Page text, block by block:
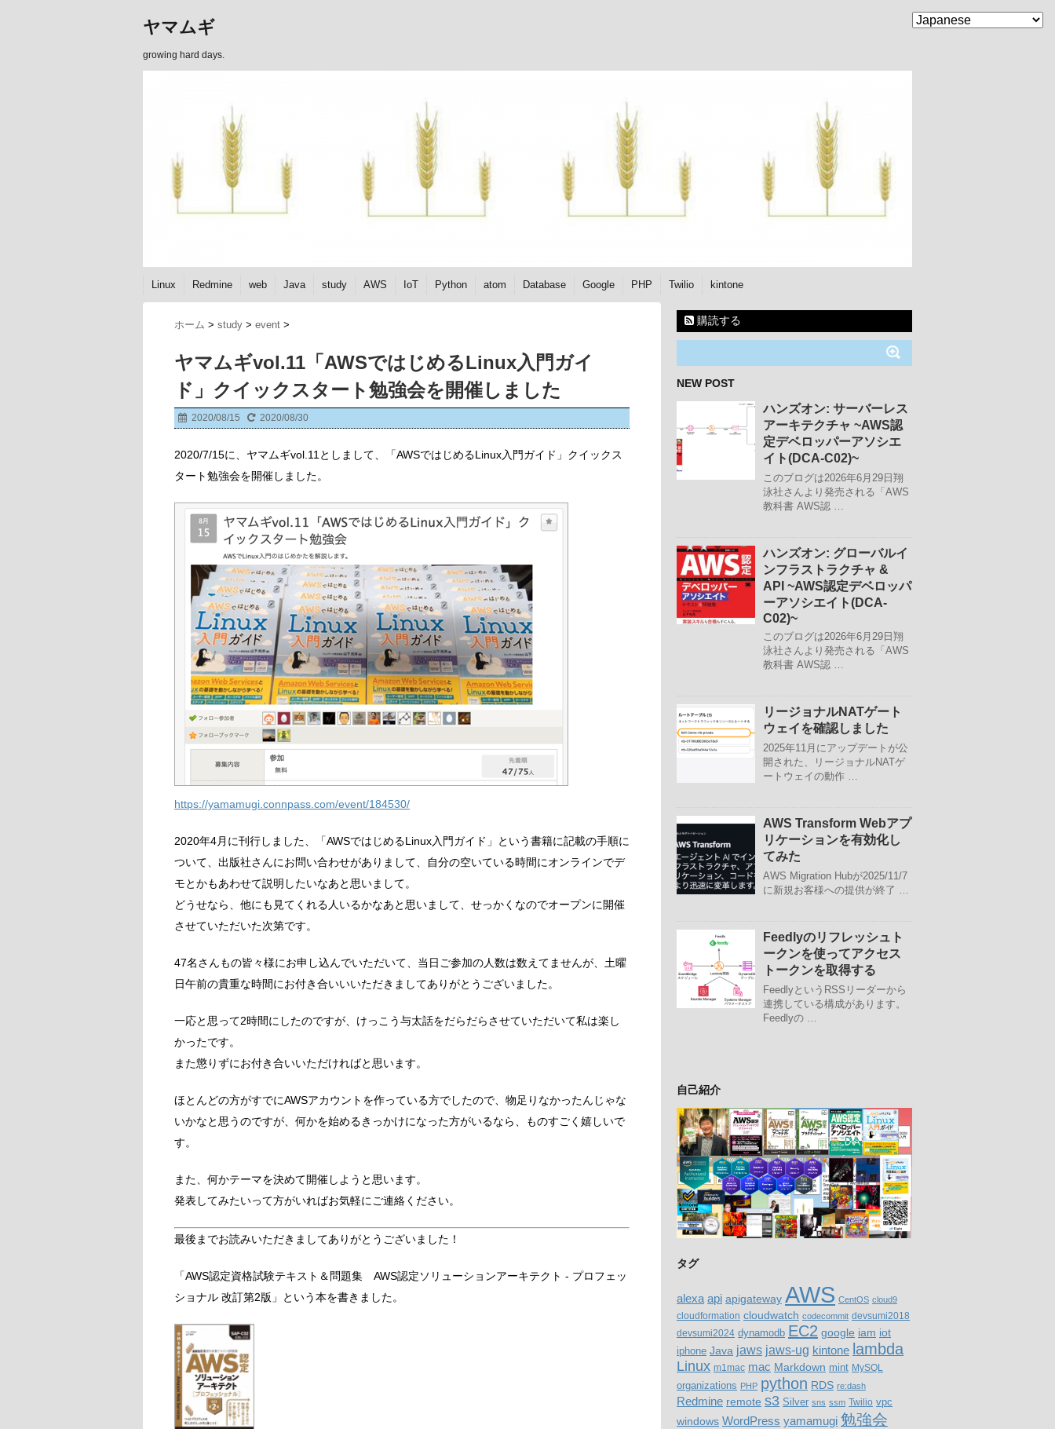
ヤマムギ
growing hard days.
Linux Redmine web Java study AWS IoT Python atom Database Google PHP Twilio kintone
ホーム > study > event >
ヤマムギvol.11「AWSではじめるLinux入門ガイ
ド」クイックスタート勉強会を開催しました
2020/08/15 2020/08/30
2020/7/15に、ヤマムギvol.11としまして、「AWSではじめるLinux入門ガイド」クイックス
タート勉強会を開催しました。
https://yamamugi.connpass.com/event/184530/
2020年4月に刊行しました、「AWSではじめるLinux入門ガイド」という書籍に記載の手順に
ついて、出版社さんにお問い合わせがありまして、自分の空いている時間にオンラインでデ
モとかもあわせて説明したいなあと思いまして。
どうせなら、他にも見てくれる人いるかなあと思いまして、せっかくなのでオープンに開催
させていただいた次第です。
47名さんもの皆々様にお申し込んでいただいて、当日ご参加の人数は数えてませんが、土曜
日午前の貴重な時間にお付き合いいいただきましてありがとうございました。
一応と思って2時間にしたのですが、けっこう与太話をだらだらさせていただいて私は楽し
かったです。
また懲りずにお付き合いいただければと思います。
ほとんどの方がすでにAWSアカウントを作っている方でしたので、物足りなかったんじゃな
いかなと思うのですが、何かを始めるきっかけになった方がいるなら、ものすごく嬉しいで
す。
また、何かテーマを決めて開催しようと思います。
発表してみたいって方がいればお気軽にご連絡ください。
最後までお読みいただきましてありがとうございました！
「AWS認定資格試験テキスト＆問題集 AWS認定ソリューションアーキテクト - プロフェッ
ショナル 改訂第2版」という本を書きました。
購読する
NEW POST
ハンズオン: サーバーレス
アーキテクチャ ~AWS認
定デベロッパーアソシエ
イト(DCA-C02)~
このブログは2026年6月29日翔
泳社さんより発売される「AWS
教科書 AWS認 …
ハンズオン: グローバルイ
ンフラストラクチャ &
API ~AWS認定デベロッパ
ーアソシエイト(DCA-
C02)~
このブログは2026年6月29日翔
泳社さんより発売される「AWS
教科書 AWS認 …
リージョナルNATゲート
ウェイを確認しました
2025年11月にアップデートが公
開された、リージョナルNATゲ
ートウェイの動作 …
AWS Transform Webアプ
リケーションを有効化し
てみた
AWS Migration Hubが2025/11/7
に新規お客様への提供が終了 …
Feedlyのリフレッシュト
ークンを使ってアクセス
トークンを取得する
FeedlyというRSSリーダーから
連携している構成があります。
Feedlyの …
自己紹介
タグ
alexa api apigateway AWS CentOS cloud9
cloudformation cloudwatch codecommit devsumi2018
devsumi2024 dynamodb EC2 google iam iot
iphone Java jaws jaws-ug kintone lambda
Linux m1mac mac Markdown mint MySQL
organizations PHP python RDS re:dash
Redmine remote s3 Silver sns ssm Twilio vpc
windows WordPress yamamugi 勉強会